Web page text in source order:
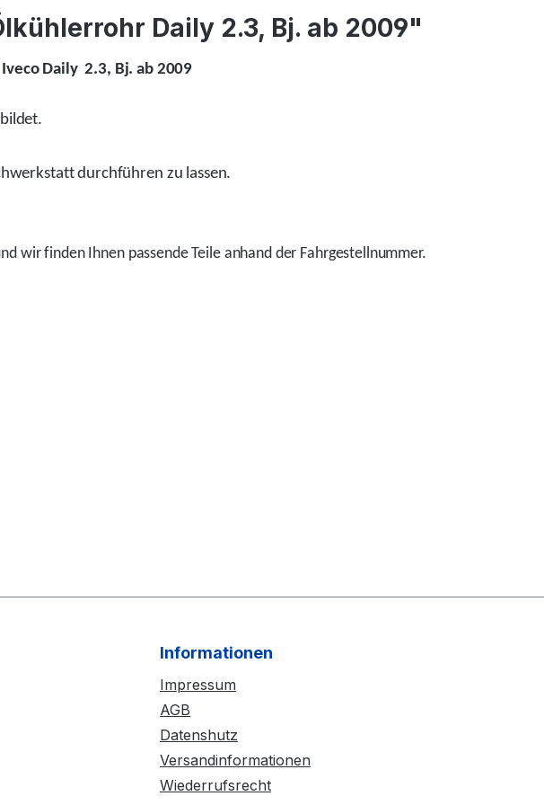
Daily 2.3, Bj. ab 2009"
Daily 2.3, Bj. ab 2009
durchführen zu lassen.
wirfindenIhnen passende Teile anhand der Fahrgestellnummer.
Informationen
Impressum
AGB
Datenshutz
Versandinformationen
Wiederrufsrecht